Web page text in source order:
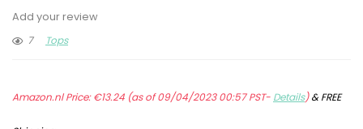
Add your review
7
Tops
Amazon.nl Price:€13.24 (as of 09/04/2023 00:57 PST- Details)&FREE